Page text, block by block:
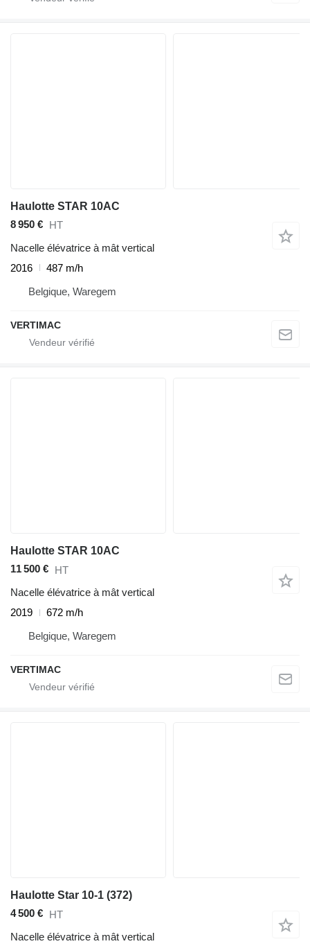
Haulotte STAR 10AC
8 950 €
HT
Nacelle élévatrice à mât vertical
2016
487 m/h
Belgique, Waregem
VERTIMAC
Haulotte STAR 10AC
11 500 € HT
Nacelle élévatrice à mât vertical
2019
672 m/h
Belgique, Waregem
VERTIMAC
Haulotte Star 10-1 (372)
4 500 € HT
Nacelle élévatrice à mât vertical